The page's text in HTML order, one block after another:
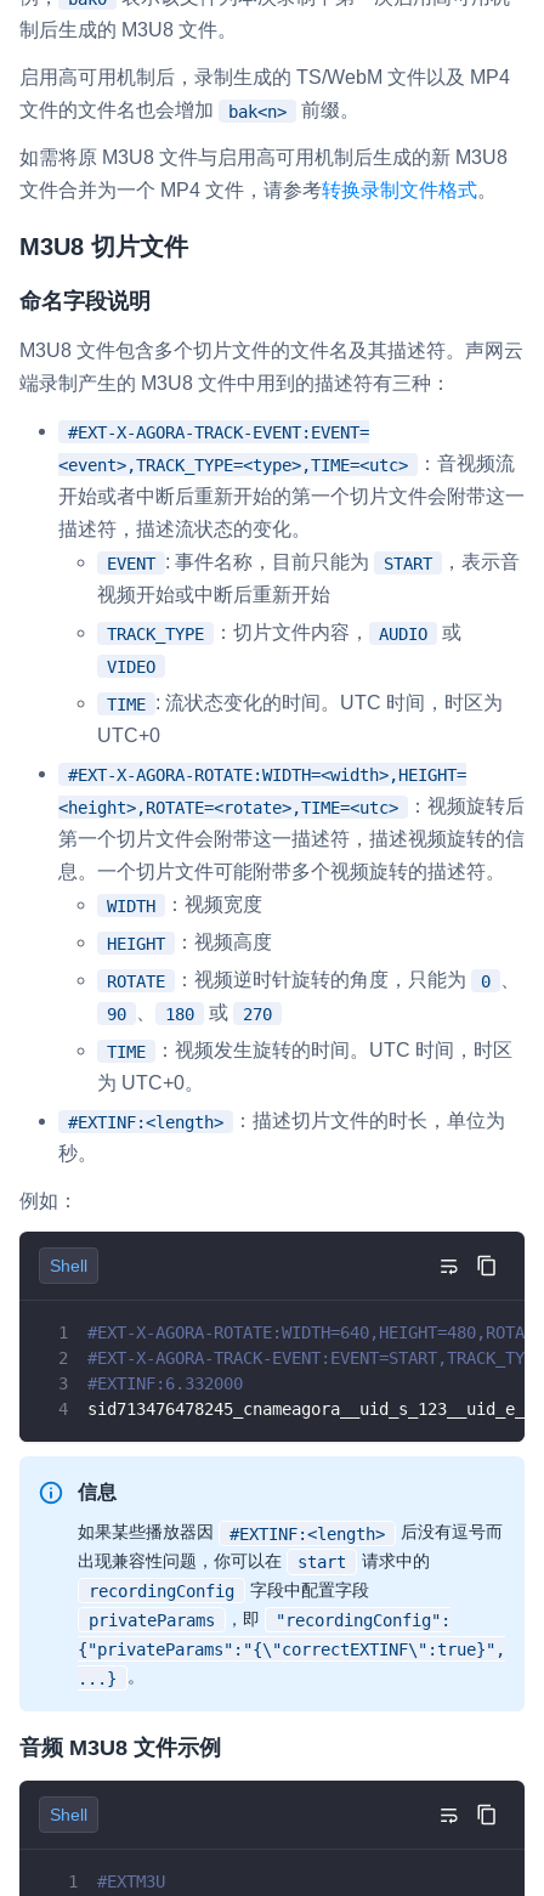
制后生成的 M3U8 文件。
启用高可用机制后，录制生成的 TS/WebM 文件以及 MP4
文件的文件名也会增加
bak<n> 前缀。
如需将原 M3U8 文件与启用高可用机制后生成的新 M3U8
文件合并为一个 MP4 文件，请参考转换录制文件格式。
M3U8 切片文件
命名字段说明
M3U8 文件包含多个切片文件的文件名及其描述符。声网云
端录制产生的 M3U8 文件中用到的描述符有三种：
#EXT-X-AGORA-TRACK-EVENT:EVENT=
<event>,TRACK_TYPE=<type>,TIME=<utc>
：音视频流
开始或者中断后重新开始的第一个切片文件会附带这一
描述符，描述流状态的变化。
EVENT : 事件名称，目前只能为 START
，表示音
视频开始或中断后重新开始
TRACK_TYPE ：切片文件内容， AUDIO 或
VIDEO
TIME : 流状态变化的时间。UTC 时间，时区为
UTC+0
#EXT-X-AGORA-ROTATE:WIDTH=<width>,HEIGHT=
<height>,ROTATE=<rotate>,TIME=<utc>
：视频旋转后
第一个切片文件会附带这一描述符，描述视频旋转的信
息。一个切片文件可能附带多个视频旋转的描述符。
WIDTH ：视频宽度
HEIGHT ：视频高度
ROTATE ：视频逆时针旋转的角度，只能为 0
90 180 或
270
TIME
：视频发生旋转的时间。UTC 时间，时区
为 UTC+0。
#EXTINF:<length>
：描述切片文件的时长，单位为
秒。
例如：
Shell
#EXT-X-AGORA-
#EXT-X-AGORA-TRACK-
#EXTINF:6.332000
信息
如果某些播放器因 #EXTINF:<length>
后没有逗号而
出现兼容性问题，你可以在
start
请求中的
recordingConfig
字段中配置字段
privateParams
，即
"recordingConfig":
{"privateParams":"{\"correctEXTINF\":true}",
...}
。
音频 M3U8 文件示例
Shell
#EXTM3U